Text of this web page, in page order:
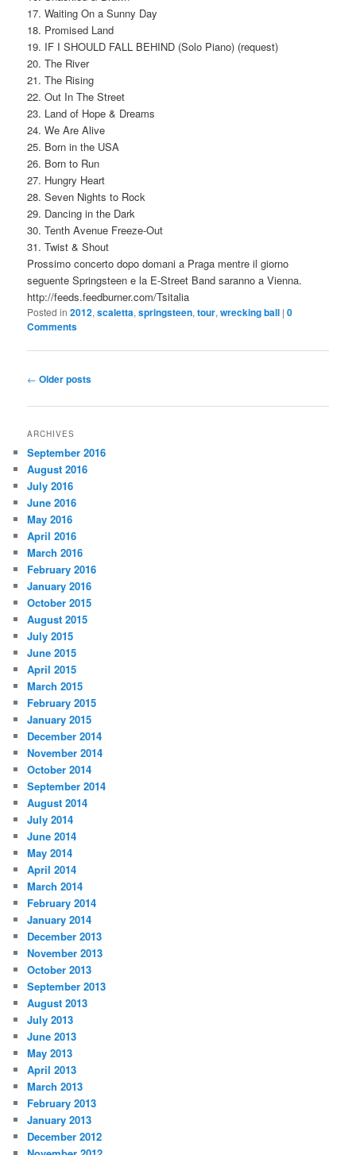
17. Waiting On a Sunny Day
18. Promised Land
19. IF I SHOULD FALL BEHIND (Solo Piano) (request)
20. The River
21. The Rising
22. Out In The Street
23. Land of Hope & Dreams
24. We Are Alive
25. Born in the USA
26. Born to Run
27. Hungry Heart
28. Seven Nights to Rock
29. Dancing in the Dark
30. Tenth Avenue Freeze-Out
31. Twist & Shout
Prossimo concerto dopo domani a Praga mentre il giorno
seguente Springsteen e la E-Street Band saranno a Vienna.
http://feeds.feedburner.com/Tsitalia
Posted in 2012,scaletta,springsteen,tour,wrecking ball |0
Comments
Post
← Older posts
ARCHIVES
September 2016
August 2016
July 2016
June 2016
May 2016
April 2016
March 2016
February 2016
January 2016
October 2015
August 2015
July 2015
June 2015
April 2015
March 2015
February 2015
January 2015
December 2014
November 2014
October 2014
September 2014
August 2014
July 2014
June 2014
May 2014
April 2014
March 2014
February 2014
January 2014
December 2013
November 2013
October 2013
September 2013
August 2013
July 2013
June 2013
May 2013
April 2013
March 2013
February 2013
January 2013
December 2012